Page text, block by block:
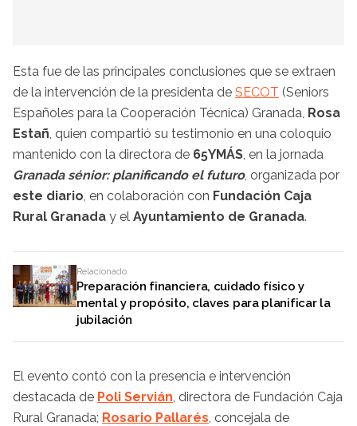
Esta fue de las principales conclusiones que se extraen
de la intervención de la presidenta de SECOT (Seniors
Españoles para la Cooperación Técnica) Granada, Rosa
Estañ, quien compartió su testimonio en una coloquio
mantenido con la directora de 65YMÁS, en la jornada
Granada sénior: planificando el futuro, organizada por
este diario, en colaboración con Fundación Caja
Rural Granada y el Ayuntamiento de Granada.
Relacionado
Preparación financiera, cuidado físico y
mental y propósito, claves para planificar la
jubilación
El evento contó con la presencia e intervención
destacada de Poli Servián, directora de Fundación Caja
Rural Granada; Rosario Pallarés, concejala de